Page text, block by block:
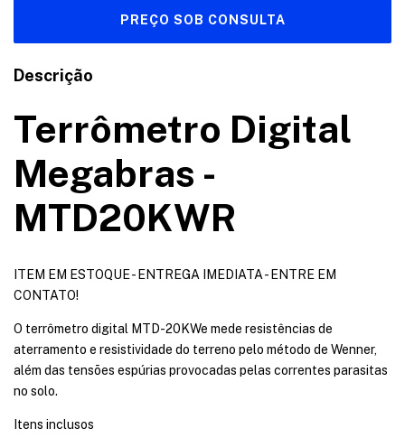
Descrição
Terrômetro Digital
Megabras -
MTD20KWR
ITEM EM ESTOQUE - ENTREGA IMEDIATA - ENTRE EM
CONTATO!
O terrômetro digital MTD-20KWe mede resistências de
aterramento e resistividade do terreno pelo método de Wenner,
além das tensões espúrias provocadas pelas correntes parasitas
no solo.
Itens inclusos